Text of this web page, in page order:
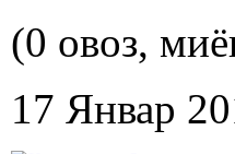
(0 овоз,
17 Январ